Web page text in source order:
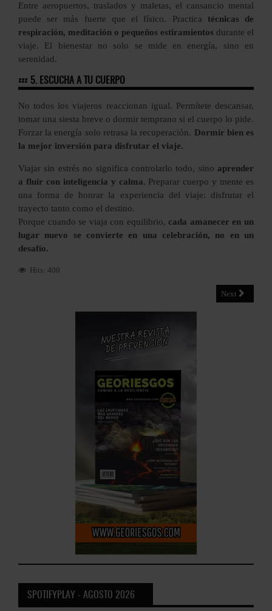
Entre aeropuertos, traslados y maletas, el cansancio mental
puede ser más fuerte que el físico. Practica técnicas de
respiración, meditación o pequeños estiramientos durante el
viaje. El bienestar no solo se mide en energía, sino en
serenidad.
💤 5. ESCUCHA A TU CUERPO
No todos los viajeros reaccionan igual. Permítete descansar,
tomar una siesta breve o dormir temprano si el cuerpo lo pide.
Forzar la energía solo retrasa la recuperación. Dormir bien es
la mejor inversión para disfrutar el viaje.
Viajar sin estrés no significa controlarlo todo, sino aprender
a fluir con inteligencia y calma. Preparar cuerpo y mente es
una forma de honrar la experiencia del viaje: disfrutar el
trayecto tanto como el destino.
Porque cuando se viaja con equilibrio, cada amanecer en un
lugar nuevo se convierte en una celebración, no en un
desafío.
Hits: 400
Next
SPOTIFYPLAY - AGOSTO 2026